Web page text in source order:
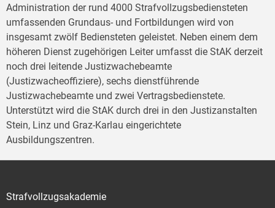
Administration der rund 4000 Strafvollzugsbediensteten
umfassenden Grundaus- und Fortbildungen wird von
insgesamt zwölf Bediensteten geleistet. Neben einem dem
höheren Dienst zugehörigen Leiter umfasst die StAK derzeit
noch drei leitende Justizwachebeamte
(Justizwacheoffiziere), sechs dienstführende
Justizwachebeamte und zwei Vertragsbedienstete.
Unterstützt wird die StAK durch drei in den Justizanstalten
Stein, Linz und Graz-Karlau eingerichtete
Ausbildungszentren.
Strafvollzugsakademie